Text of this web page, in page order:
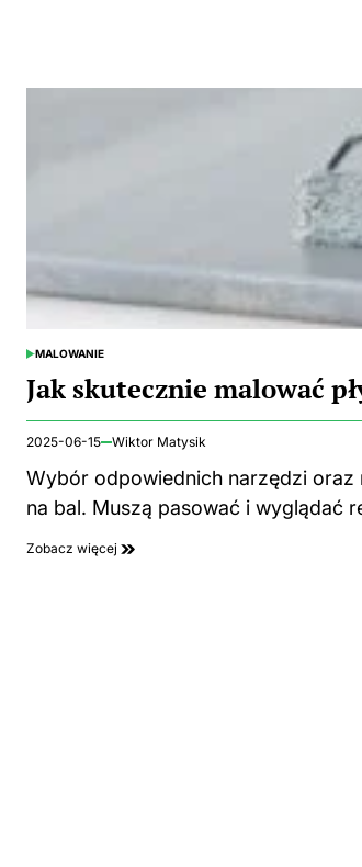
POSTED
MALOWANIE
Jak skutecznie malować
2025-06-15 Wiktor Matysik
Wybór odpowiednich narzędzi oraz
na bal. Muszą pasować i wyglądać
Zobacz więcej